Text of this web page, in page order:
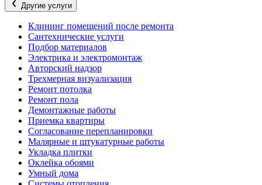
Другие услуги
Клининг помещений после ремонта
Сантехнические услуги
Подбор материалов
Электрика и электромонтаж
Авторский надзор
Трехмерная визуализация
Ремонт потолка
Ремонт пола
Демонтажные работы
Приемка квартиры
Согласование перепланировки
Малярные и штукатурные работы
Укладка плитки
Оклейка обоями
Умный дома